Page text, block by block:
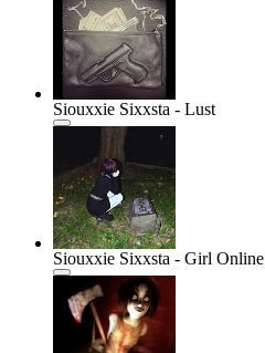
Siouxxie Sixxsta - Lust
Siouxxie Sixxsta - Girl Online